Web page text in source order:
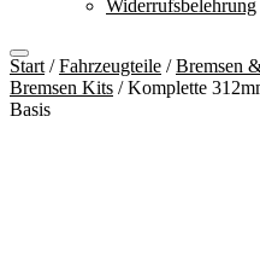
Widerrufsbelehrung
Start /Fahrzeugteile /Bremsen
Bremsen Kits / Komplette
Basis